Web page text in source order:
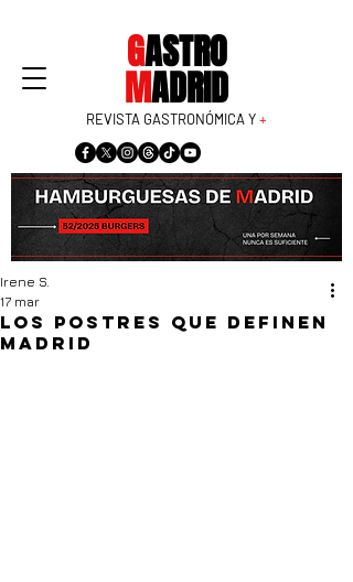
GASTRO
MADRID
REVISTA GASTRONÓMICA Y+
Los postres que definen
Madrid
Irene S.
17 mar